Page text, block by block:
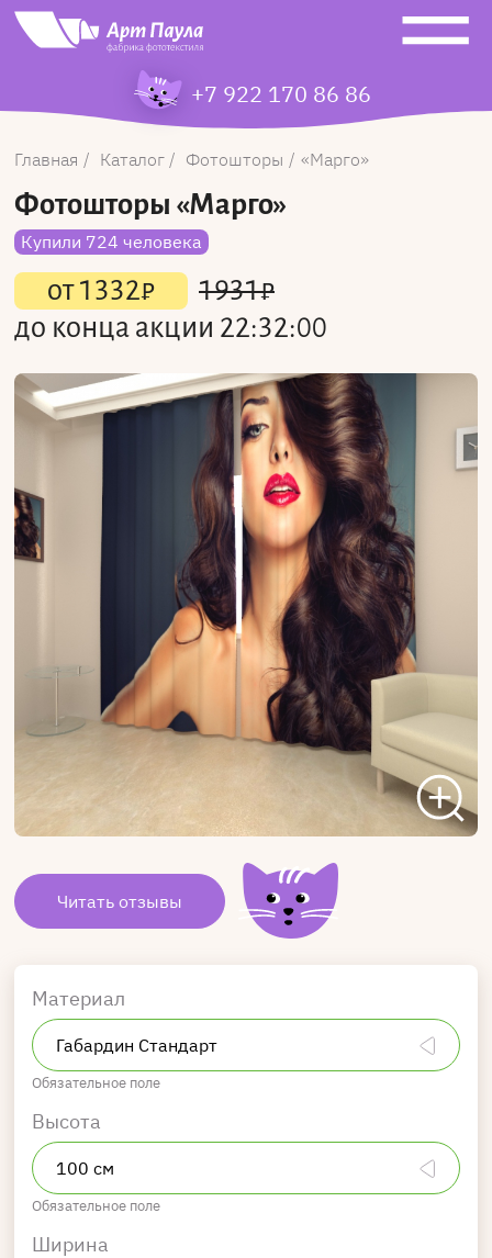
+7 922 170 86 86
Главная Каталог Фотошторы Марго
Фотошторы «Марго»
Купили 724 человека
от1332₽ 1931₽
до конца акции 22:32:00
Читать отзывы
Материал
Обязательное поле
Высота
Обязательное поле
Ширина